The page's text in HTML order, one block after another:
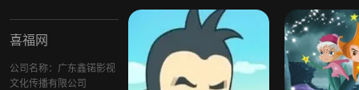
喜福网
公司名称：广东鑫锘影视
文化传播有限公司